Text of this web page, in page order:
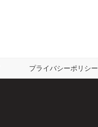
プライバシーポリシー